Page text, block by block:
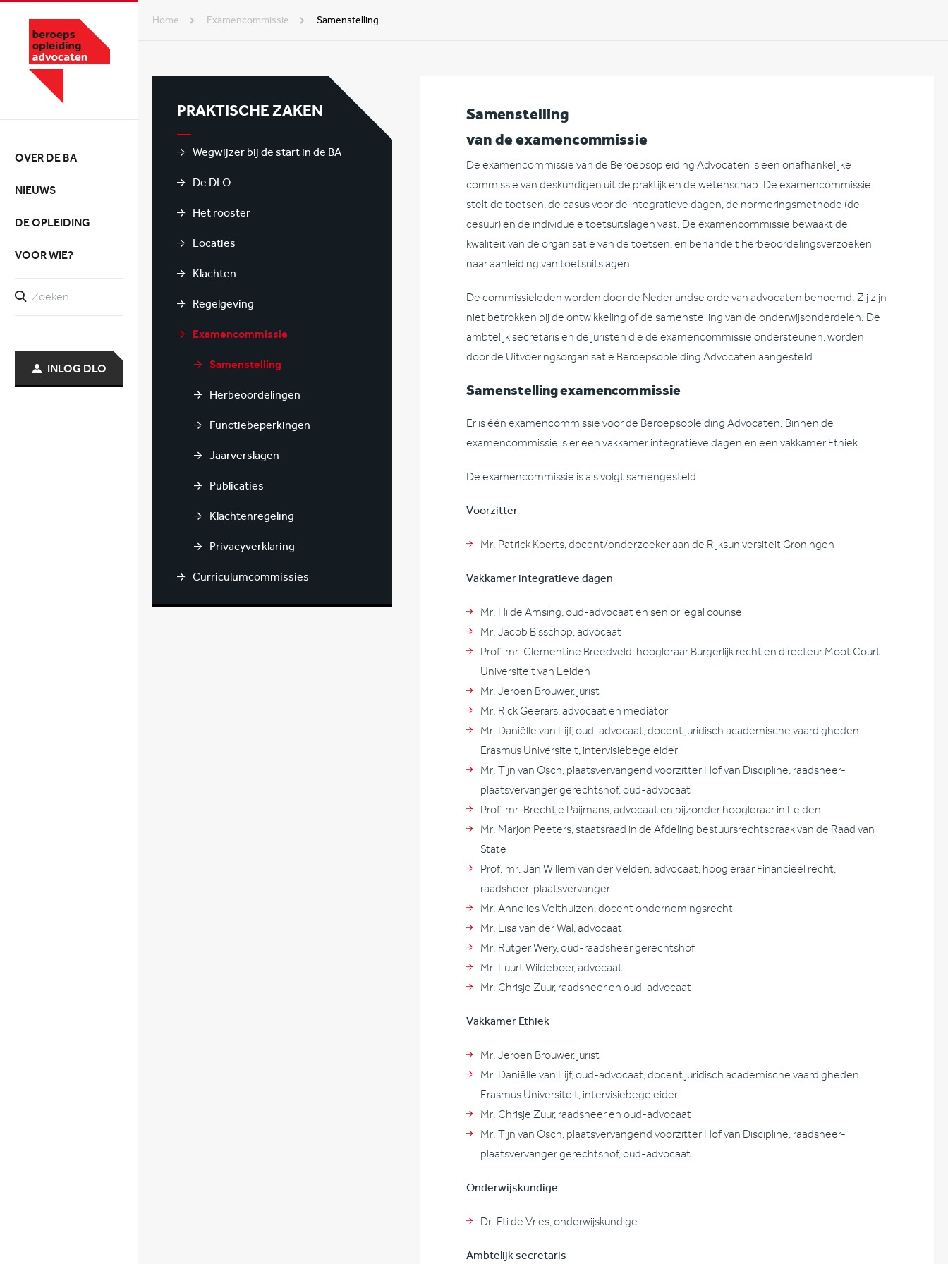
OVER DE BA
NIEUWS
DE OPLEIDING
VOOR WIE?
INLOG DLO
Home examencommissie Samenstelling
PRAKTISCHE ZAKEN
Wegwijzer bij de start in de BA
De DLO
Het rooster
Locaties
Klachten
Regelgeving
Examencommissie
Samenstelling
Herbeoordelingen
Functiebeperkingen
Jaarverslagen
Publicaties
Klachtenregeling
Privacyverklaring
Curriculumcommissies
Samenstelling
van de examencommissie
De examencommissie van de Beroepsopleiding Advocaten is een onafhankelijke
commissie van deskundigen uit de praktijk en de wetenschap. De examencommissie
stelt de toetsen, de casus voor de integratieve dagen, de normeringsmethode (de
cesuur) en de individuele toetsuitslagen vast. De examencommissie bewaakt de
kwaliteit van de organisatie van de toetsen, en behandelt herbeoordelingsverzoeken
naar aanleiding van toetsuitslagen.
De commissieleden worden door de Nederlandse orde van advocaten benoemd. Zij zijn
niet betrokken bij de ontwikkeling of de samenstelling van de onderwijsonderdelen. De
ambtelijk secretaris en de juristen die de examencommissie ondersteunen, worden
door de Uitvoeringsorganisatie Beroepsopleiding Advocaten aangesteld.
Samenstelling examencommissie
Er is één examencommissie voor de Beroepsopleiding Advocaten. Binnen de
examencommissie is er een vakkamer integratieve dagen en een vakkamer Ethiek.
De examencommissie is als volgt samengesteld:
Voorzitter
Mr. Patrick Koerts, docent/onderzoeker aan de Rijksuniversiteit Groningen
Vakkamer integratieve dagen
Mr. Hilde Amsing, oud-advocaat en senior legal counsel
Mr. Jacob Bisschop, advocaat
Prof. mr. Clementine Breedveld, hoogleraar Burgerlijk recht en directeur Moot Court
Universiteit van Leiden
Mr. Jeroen Brouwer, jurist
Mr. Rick Geerars, advocaat en mediator
Mr. Daniëlle van Lijf, oud-advocaat, docent juridisch academische vaardigheden
Erasmus Universiteit, intervisiebegeleider
Mr. Tijn van Osch, plaatsvervangend voorzitter Hof van Discipline, raadsheer-
plaatsvervanger gerechtshof, oud-advocaat
Prof. mr. Brechtje Paijmans, advocaat en bijzonder hoogleraar in Leiden
Mr. Marjon Peeters, staatsraad in de Afdeling bestuursrechtspraak van de Raad van
State
Prof. mr. Jan Willem van der Velden, advocaat, hoogleraar Financieel recht,
raadsheer-plaatsvervanger
Mr. Annelies Velthuizen, docent ondernemingsrecht
Mr. Lisa van der Wal, advocaat
Mr. Rutger Wery, oud-raadsheer gerechtshof
Mr. Luurt Wildeboer, advocaat
Mr. Chrisje Zuur, raadsheer en oud-advocaat
Vakkamer Ethiek
Mr. Jeroen Brouwer, jurist
Mr. Daniëlle van Lijf, oud-advocaat, docent juridisch academische vaardigheden
Erasmus Universiteit, intervisiebegeleider
Mr. Chrisje Zuur, raadsheer en oud-advocaat
Mr. Tijn van Osch, plaatsvervangend voorzitter Hof van Discipline, raadsheer-
plaatsvervanger gerechtshof, oud-advocaat
Onderwijskundige
Dr. Eti de Vries, onderwijskundige
Ambtelijk secretaris